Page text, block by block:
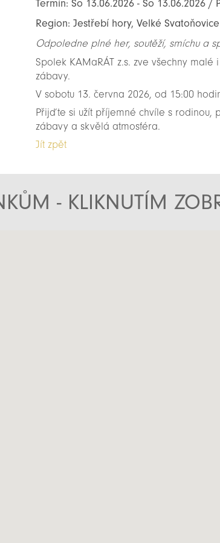
Termín: So 13.06.2026 - So 13.06.2026 /
Region: Jestřebí hory, Velké Svatoňovice
Odpoledne plné her, soutěží, smíchu a
Spolek KAMaRÁT z.s. zve všechny
zábavy.
V sobotu 13. června 2026, od 15:00
Přijďte si užít příjemné chvíle s rodinou,
zábavy a skvělá atmosféra.
Jít zpět
- KLIKNUTÍM